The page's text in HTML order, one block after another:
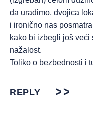
da uradimo, dvojica
i ironično nas
kako bi izbegli još
nažalost.
Toliko o bezbednosti i
REPLY